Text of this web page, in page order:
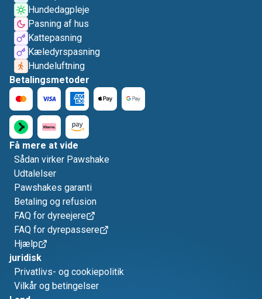
Hundedagpleje
Pasning af hus
Kattepasning
Kæledyrspasning
Hundeluftning
Betalingsmetoder
Få mere at vide
Sådan virker Pawshake
Udtalelser
Pawshakes garanti
Betaling og refusion
FAQ for dyreejere
FAQ for dyrepassere
Hjælp
juridisk
Privatlivs- og cookiepolitik
Vilkår og betingelser